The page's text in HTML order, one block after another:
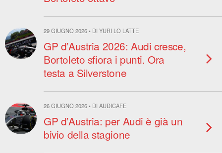
29 GIUGNO 2026 • DI YURI LO LATTE
GP d’Austria 2026: Audi cresce,
Bortoleto sfiora i punti. Ora
testa a Silverstone
26 GIUGNO 2026 • DI AUDICAFE
GP d’Austria: per Audi è già un
bivio della stagione